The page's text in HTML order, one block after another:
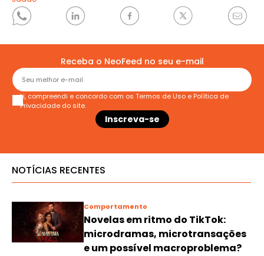
Receba o NeoFeed no seu e-mail
Li, compreendi e concordo com os Termos de Uso e Política de
Privacidade do site.
NOTÍCIAS RECENTES
Comportamento
Novelas em ritmo do TikTok:
microdramas, microtransações
e um possível macroproblema?